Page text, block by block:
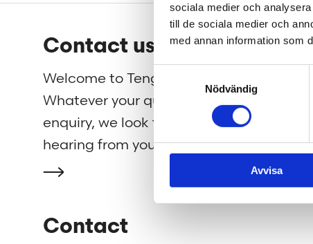
sociala medier och
till de sociala medier och
med annan information som
Nödvändig
Avvisa
Footer
Contact us
Welcome to Tengbom!
Whatever your question or
enquiry, we look forward to
hearing from you.
We
well as
Contact